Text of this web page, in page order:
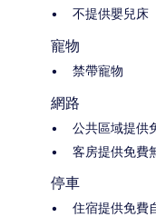
不提供嬰兒床
寵物
禁帶寵物
網路
公共區域提供
客房提供免費
停車
住宿提供免費